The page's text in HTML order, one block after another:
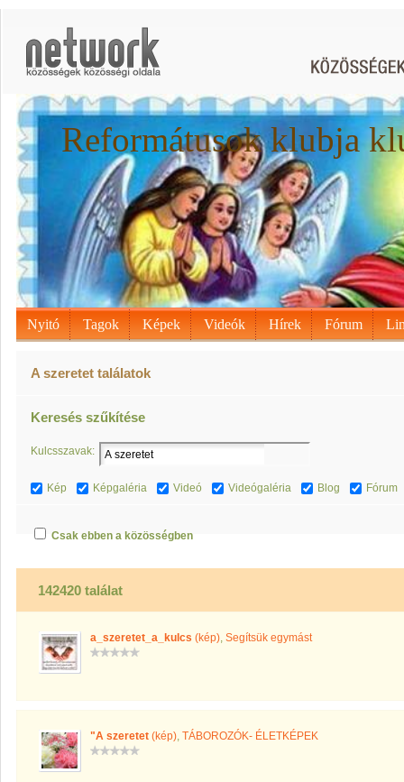
Reformátusok klubja
Nyitó Tagok Képek Videók Hírek Fórum
A szeretet találatok
Keresés szűkítése
Kulcsszavak:
Kép Képgaléria Videó Videógaléria Blog Fórum
Csak ebben a közösségben
142420 találat
a_szeretet_a_kulcs (kép), Segítsük egymást
"A szeretet (kép), TÁBOROZÓK- ÉLETKÉPEK